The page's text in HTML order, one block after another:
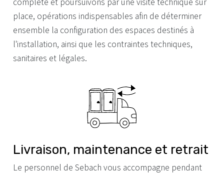
place, opérations indispensables afin de déterminer
ensemble la configuration des espaces destinés à
l'installation, ainsi que les contraintes techniques,
sanitaires et légales.
Livraison, maintenance et retrait
Le personnel de Sebach vous accompagne pendant